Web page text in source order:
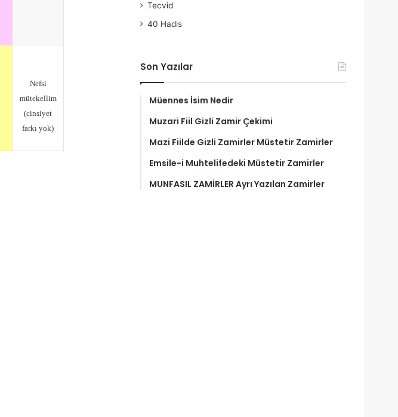
Nefsi
mütekellim
(cinsiyet
farkı yok)
Tecvid
40 Hadis
Son Yazılar
Müennes İsim Nedir
Muzari Fiil Gizli Zamir Çekimi
Mazi Fiilde Gizli Zamirler Müstetir Zamirler
Emsile-i Muhtelifedeki Müstetir Zamirler
MUNFASIL ZAMİRLER Ayrı Yazılan Zamirler